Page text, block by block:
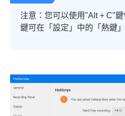
注意：您可以使用"Alt + C"
鍵可在「設定」中的「熱鍵